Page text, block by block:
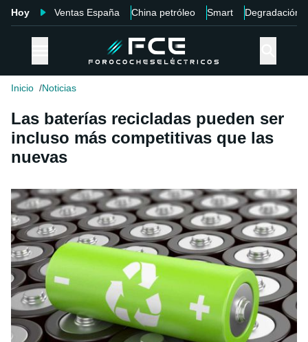
Hoy Ventas España China petróleo Smart Degradación
Inicio Noticias
Las baterías recicladas pueden ser
incluso más competitivas que las
nuevas